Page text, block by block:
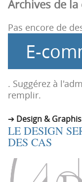
a
t
i
p
i
c
i
p
e
a
u
c
t
n
Archives de la
Pas encore de
E-
. Suggérez à
remplir.
Design &
LE DESIGN
DES CAS